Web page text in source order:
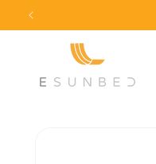
zum
Inhalt